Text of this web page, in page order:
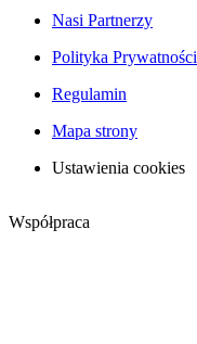
Nasi Partnerzy
Polityka Prywatności
Regulamin
Mapa strony
Ustawienia cookies
Współpraca